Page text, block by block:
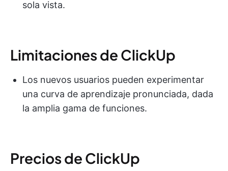
sola vista.
Limitaciones de ClickUp
Los nuevos usuarios pueden experimentar
una curva de aprendizaje pronunciada, dada
la amplia gama de funciones.
Precios de ClickUp